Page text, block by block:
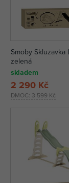
Smoby Skluzavka
zelená
skladem
DMOC: 3 599 Kč
2 290 Kč